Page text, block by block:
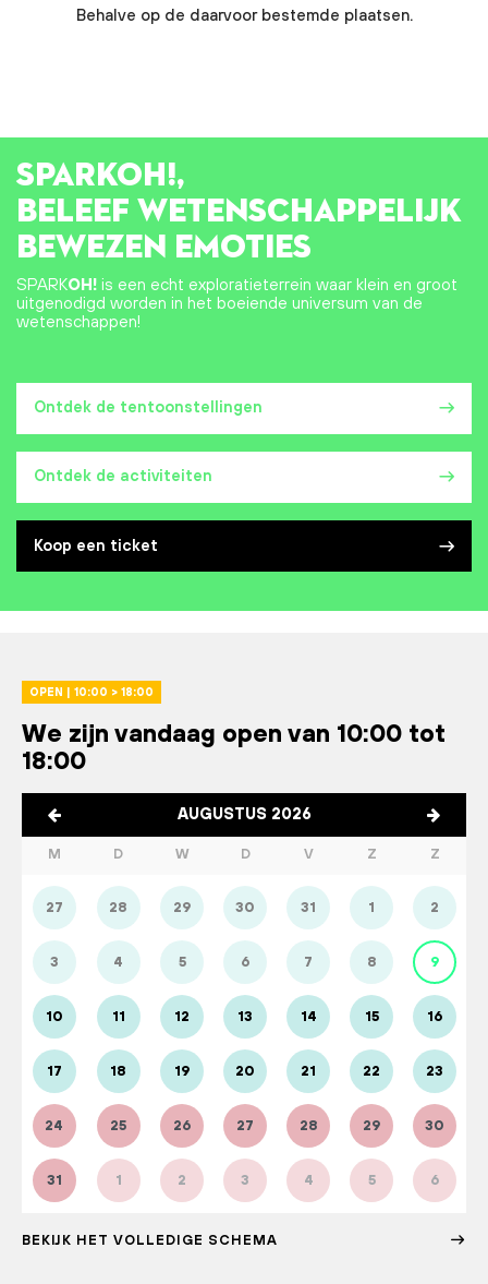
Behalve op de daarvoor bestemde plaatsen.
Ontdek de tentoonstellingen
Ontdek de activiteiten
Koop een ticket
SPARKOH!,
BELEEF WETENSCHAPPELIJK
BEWEZEN EMOTIES
SPARKOH! is een echt exploratieterrein waar klein en groot
uitgenodigd worden in het boeiende universum van de
wetenschappen!
OPEN | 10:00 > 18:00
We zijn vandaag open van 10:00 tot
18:00
AUGUSTUS 2026
M D W D V Z Z
27 28 29 30 31 1 2
3 4 5 6 7 8 9
10 11 12 13 14 15 16
17 18 19 20 21 22 23
24 25 26 27 28 29 30
31 1 2 3 4 5 6
BEKIJK HET VOLLEDIGE SCHEMA